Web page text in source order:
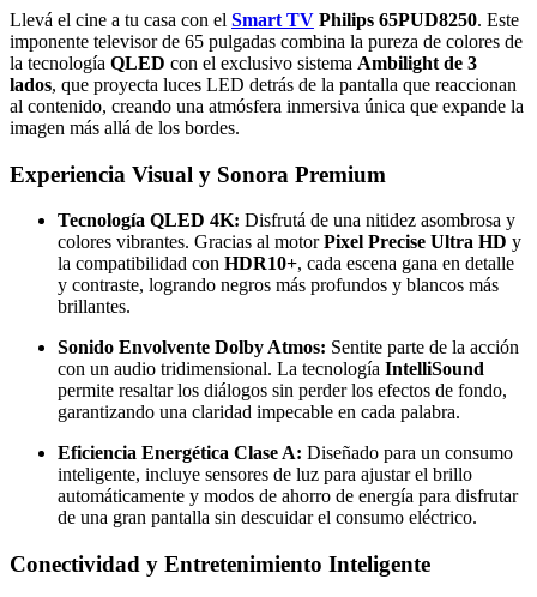
Llevá el cine a tu casa con el Smart TV Philips 65PUD8250. Este
imponente televisor de 65 pulgadas combina la pureza de colores de
la tecnología QLED con el exclusivo sistema Ambilight de 3
lados, que proyecta luces LED detrás de la pantalla que reaccionan
al contenido, creando una atmósfera inmersiva única que expande la
imagen más allá de los bordes.
Experiencia Visual y Sonora Premium
Tecnología QLED 4K: Disfrutá de una nitidez asombrosa y
colores vibrantes. Gracias al motorPixel Precise Ultra HD y
la compatibilidad con HDR10+, cada escena gana en detalle
y contraste, logrando negros más profundos y blancos más
brillantes.
Sonido Envolvente Dolby Atmos: Sentite parte de la acción
con un audio tridimensional. La tecnología IntelliSound
permite resaltar los diálogos sin perder los efectos de fondo,
garantizando una claridad impecable en cada palabra.
Eficiencia Energética Clase A: Diseñado para un consumo
inteligente, incluye sensores de luz para ajustar el brillo
automáticamente y modos de ahorro de energía para disfrutar
de una gran pantalla sin descuidar el consumo eléctrico.
Conectividad y Entretenimiento Inteligente